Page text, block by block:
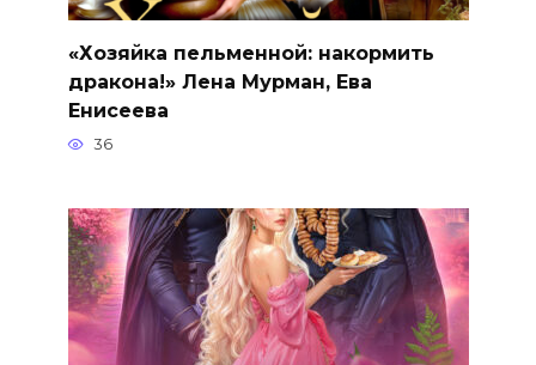
«Хозяйка пельменной: накормить
дракона!» Лена Мурман, Ева
Енисеева
36